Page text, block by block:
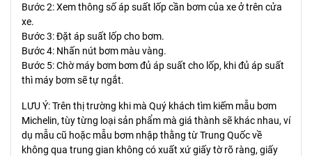
Bước 2: Xem thông số áp suất lốp cần bơm của xe ở trên cửa
xe.
Bước 3: Đặt áp suất lốp cho bơm.
Bước 4: Nhấn nút bơm màu vàng.
Bước 5: Chờ máy bơm bơm đủ áp suất cho lốp, khi đủ áp suất
thì máy bơm sẽ tự ngắt.
LƯU Ý: Trên thị trường khi mà Quý khách tìm kiếm mẫu bơm
Michelin, tùy từng loại sản phẩm mà giá thành sẽ khác nhau, ví
dụ mẫu cũ hoặc mẫu bơm nhập thằng từ Trung Quốc về
không qua trung gian không có xuất xứ giấy tờ rõ ràng, giấy